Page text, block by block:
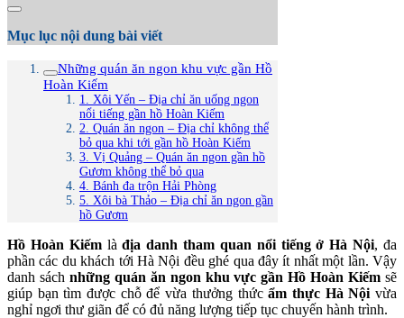
Mục lục nội dung bài viết
Những quán ăn ngon khu vực gần Hồ
Hoàn Kiếm
1. Xôi Yến – Địa chỉ ăn uống ngon
nổi tiếng gần hồ Hoàn Kiếm
2. Quán ăn ngon – Địa chỉ không thể
bỏ qua khi tới gần hồ Hoàn Kiếm
3. Vị Quảng – Quán ăn ngon gần hồ
Gươm không thể bỏ qua
4. Bánh đa trộn Hải Phòng
5. Xôi bà Thảo – Địa chỉ ăn ngon gần
hồ Gươm
Hồ Hoàn Kiếmlà địa danh tham quan nổi tiếng ở Hà Nội, đa
phần các du khách tới Hà Nội đều ghé qua đây ít nhất một lần. Vậy
danh sách những quán ăn ngon khu vực gần Hồ Hoàn Kiếm sẽ
giúp bạn tìm được chỗ để vừa thưởng thứcẩm thực Hà Nội vừa
nghỉ ngơi thư giãn để có đủ năng lượng tiếp tục chuyến hành trình.